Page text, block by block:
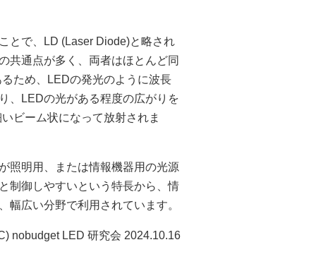
とで、LD (Laser Diode)と略され
共通点が多く、両者はほとんど同
ため、LEDの発光のように波長
、LEDの光がある程度の広がりを
ビーム状になって放射されま
照明用、または情報機器用の光源
制御しやすいという特長から、情
幅広い分野で利用されています。
nobudget LED 研究会 2024.10.16